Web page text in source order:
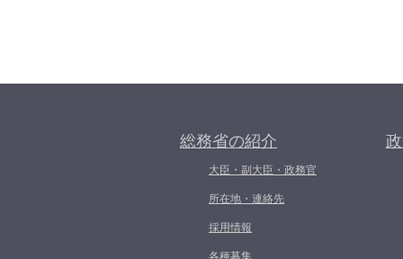
総務省の紹介
大臣・副大臣・政務官
所在地・連絡先
採用情報
各種募集